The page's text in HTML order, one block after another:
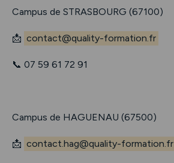
Campus de STRASBOURG (67100)
📩 contact@quality-formation.fr
📞 07 59 61 72 91
Campus de HAGUENAU (67500)
📩 contact.hag@quality-formation.fr